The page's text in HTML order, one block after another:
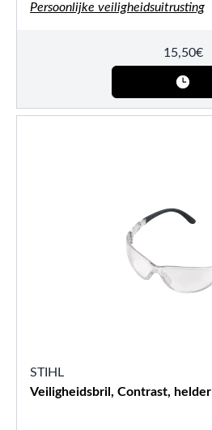
Persoonlijke veiligheidsuitrusting
15,50€
STIHL
Veiligheidsbril, Contrast, helder